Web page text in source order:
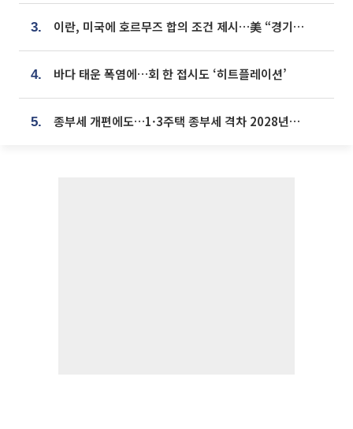
3. 이란, 미국에 호르무즈 합의 조건 제시…美 “경기 아직 안 끝나” [종합]
4. 바다 태운 폭염에…회 한 접시도 ‘히트플레이션’
5. 종부세 개편에도…1·3주택 종부세 격차 2028년부터 확대